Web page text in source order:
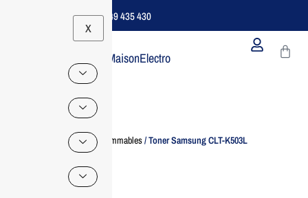
Support B2B Dédié | 06 49 435 430
X
MaisonElectro
Home/ Consommables/ Toner Samsung CLT-K503L